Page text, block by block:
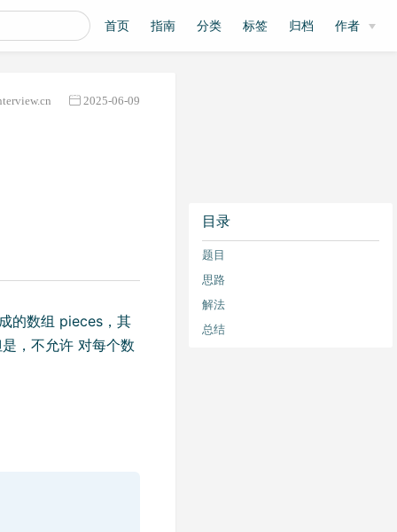
首页 指南 分类 标签 归档 作者
2025-06-09
目录
题目
思路
解法
总结
的数组 pieces，其
，不允许 对每个数